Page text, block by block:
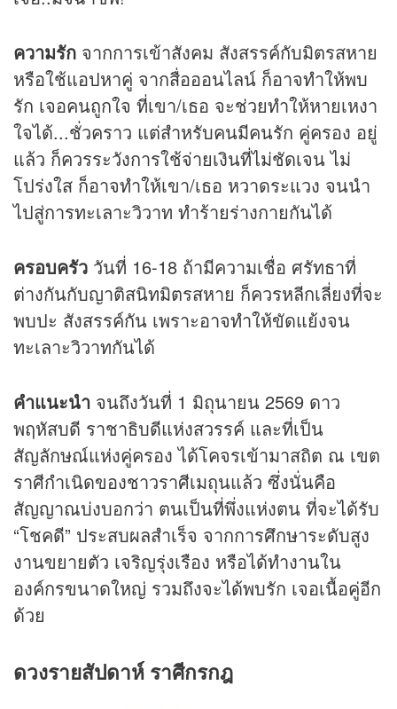
ความรัก จากการเข้าสังคม สังสรรค์กับมิตรสหาย
หรือใช้แอปหาคู่ จากสื่อออนไลน์ ก็อาจทำให้พบ
รัก เจอคนถูกใจ ที่เขา/เธอ จะช่วยทำให้หายเหงา
ใจได้...ชั่วคราว แต่สำหรับคนมีคนรัก คู่ครอง อยู่
แล้ว ก็ควรระวังการใช้จ่ายเงินที่ไม่ชัดเจน ไม่
โปร่งใส ก็อาจทำให้เขา/เธอ หวาดระแวง จนนำ
ไปสู่การทะเลาะวิวาท ทำร้ายร่างกายกันได้
ครอบครัว วันที่ 16-18 ถ้ามีความเชื่อ ศรัทธาที่
ต่างกันกับญาติสนิทมิตรสหาย ก็ควรหลีกเลี่ยงที่จะ
พบปะ สังสรรค์กัน เพราะอาจทำให้ขัดแย้งจน
ทะเลาะวิวาทกันได้
คำแนะนำ จนถึงวันที่ 1 มิถุนายน 2569 ดาว
พฤหัสบดี ราชาธิบดีแห่งสวรรค์ และที่เป็น
สัญลักษณ์แห่งคู่ครอง ได้โคจรเข้ามาสถิต ณ เขต
ราศีกำเนิดของชาวราศีเมถุนแล้ว ซึ่งนั่นคือ
สัญญาณบ่งบอกว่า ตนเป็นที่พึ่งแห่งตน ที่จะได้รับ
“โชคดี” ประสบผลสำเร็จ จากการศึกษาระดับสูง
งานขยายตัว เจริญรุ่งเรือง หรือได้ทำงานใน
องค์กรขนาดใหญ่ รวมถึงจะได้พบรัก เจอเนื้อคู่อีก
ด้วย
ดวงรายสัปดาห์ ราศีกรกฎ